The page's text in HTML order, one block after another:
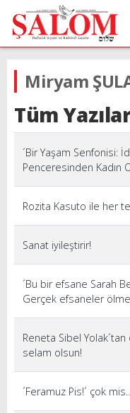
Miryam
Tüm
´Bir Yaşam Senfonisi:
Penceresinden Kadın
Rozita Kasuto ile her
Sanat iyileştirir!
´Bu bir efsane Sarah
Gerçek efsaneler
Reneta Sibel
selam olsun!
´Feramuz Pis!´ çok